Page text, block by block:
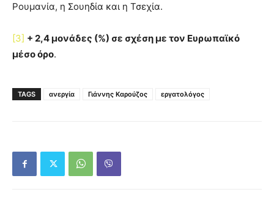
Ρουμανία, η Σουηδία και η Τσεχία.
[3] + 2,4 μονάδες (%) σε σχέση με τον Ευρωπαϊκό
μέσο όρο.
TAGS ανεργία Γιάννης Καρούζος εργατολόγος